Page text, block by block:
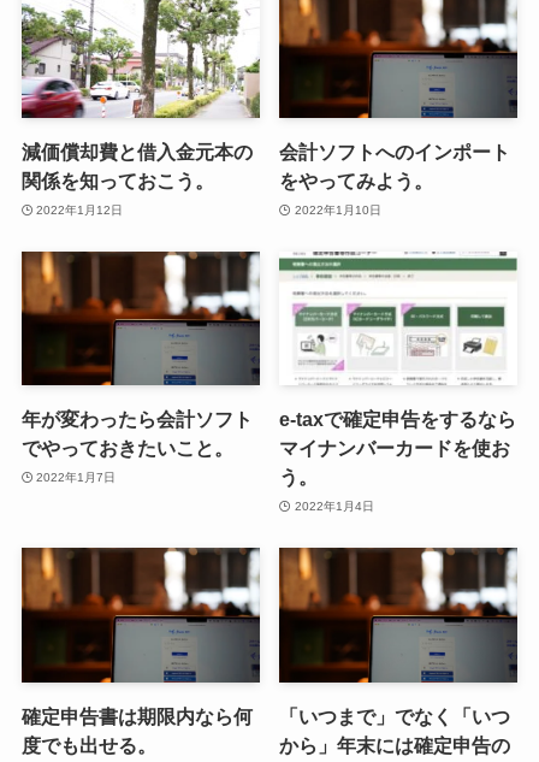
減価償却費と借入金元本の
関係を知っておこう。
2022年1月12日
会計ソフトへのインポート
をやってみよう。
2022年1月10日
年が変わったら会計ソフト
でやっておきたいこと。
2022年1月7日
e-taxで確定申告をするなら
マイナンバーカードを使お
う。
2022年1月4日
確定申告書は期限内なら何
度でも出せる。
「いつまで」でなく「いつ
から」年末には確定申告の